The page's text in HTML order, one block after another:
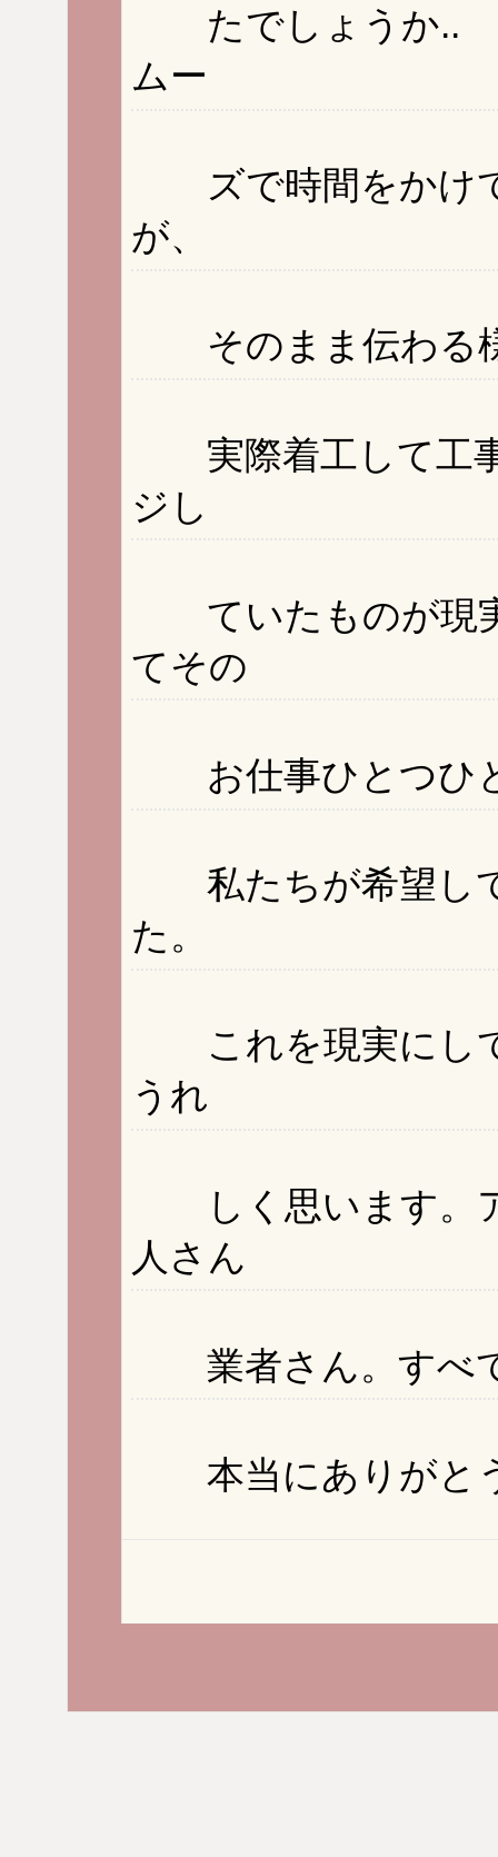
たでしょうか..
ムー
ズで時間をかけ
が、
そのまま伝わる
実際着工して工事
ジし
ていたものが現
てその
お仕事ひとつひ
私たちが希望し
た。
これを現実にし
うれ
しく思います。
人さん
業者さん。すべて
本当にありがと